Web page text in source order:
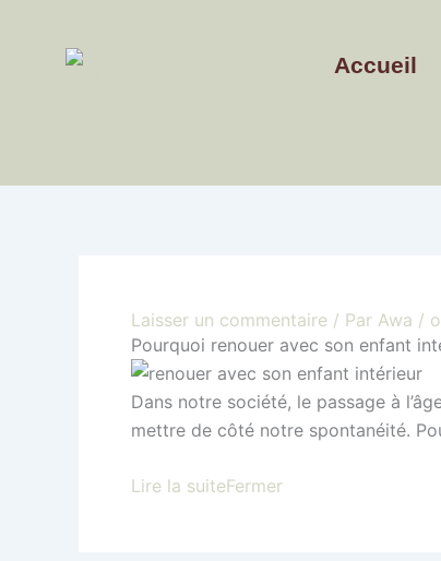
Accueil
Laisser un commentaire / Par Awa /
Pourquoi renouer avec son enfant
Dans notre société, le passage à
mettre de côté notre spontanéité.
Lire la suiteFermer